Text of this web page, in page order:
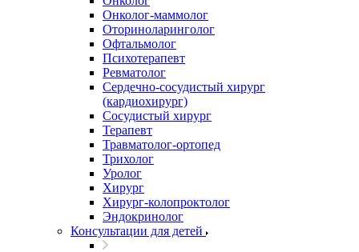
Онколог-маммолог
Оториноларинголог
Офтальмолог
Психотерапевт
Ревматолог
Сердечно-сосудистый хирург
(кардиохирург)
Сосудистый хирург
Терапевт
Травматолог-ортопед
Трихолог
Уролог
Хирург
Хирург-колопроктолог
Эндокринолог
Консультации для детей